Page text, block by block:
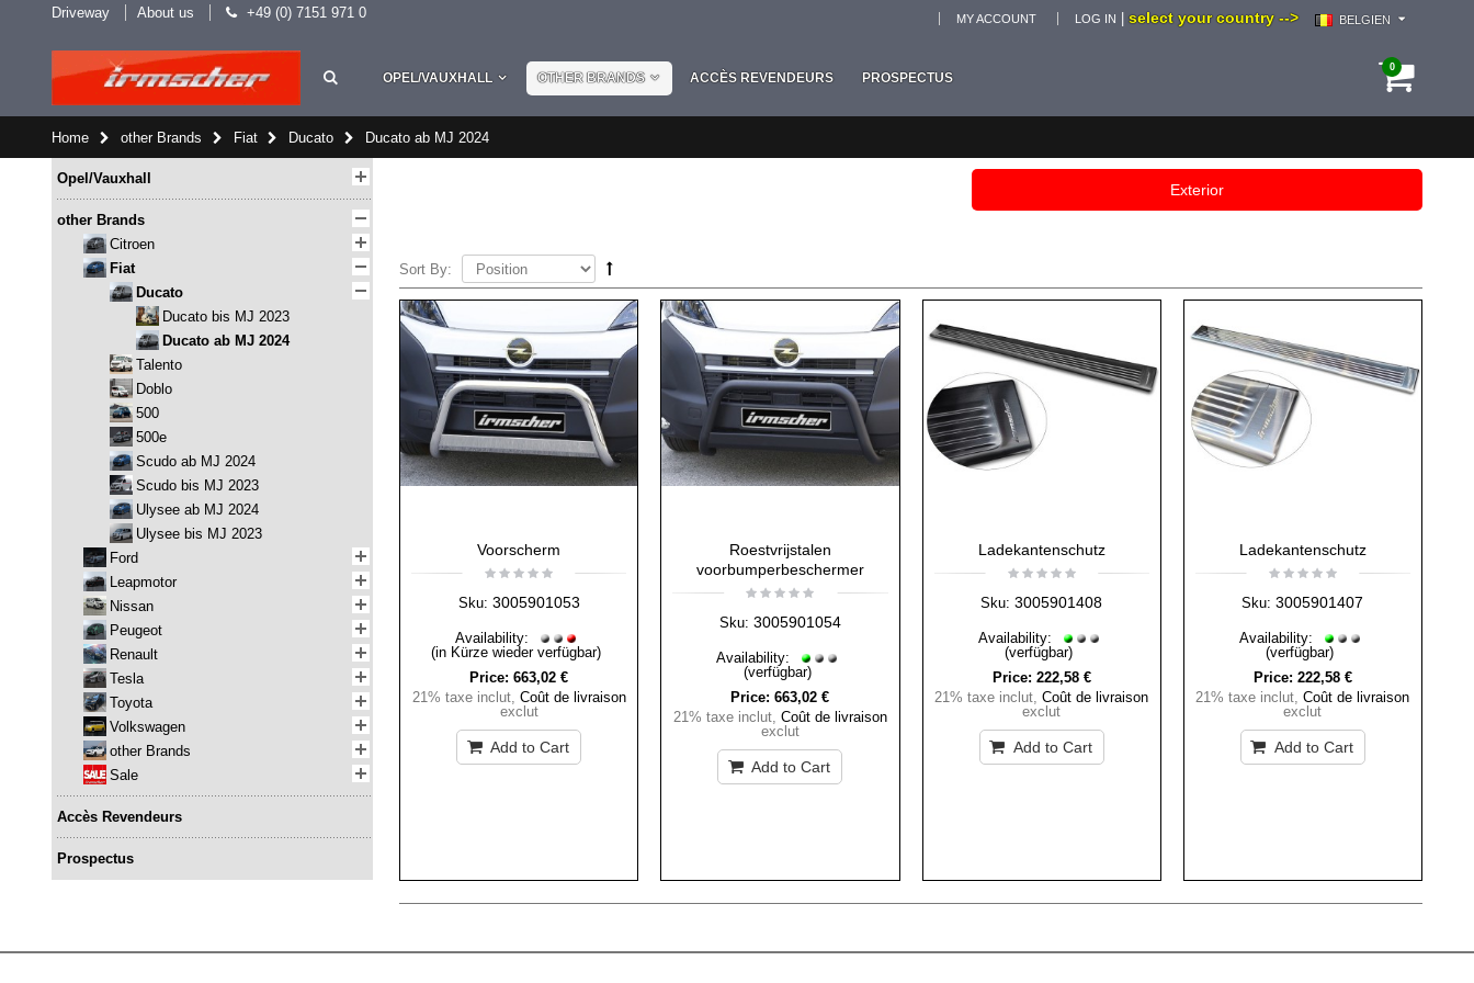
Driveway About us +49 (0) 7151 971 0 select your country --> BELGIEN
MY ACCOUNT LOG IN
0
OPEL/VAUXHALL OTHER BRANDS ACCÈS REVENDEURS PROSPECTUS
Home other Brands Fiat Ducato Ducato ab MJ 2024
Exterior
Sort By:
Voorscherm
Sku: 3005901053
Availability:
(in Kürze wieder verfügbar)
Price: 663,02 €
21% taxe inclut, Coût de livraison
exclut
Add to Cart
Roestvrijstalen
voorbumperbeschermer
Sku: 3005901054
Availability:
(verfügbar)
Price: 663,02 €
21% taxe inclut, Coût de livraison
exclut
Add to Cart
Ladekantenschutz
Sku: 3005901408
Availability:
(verfügbar)
Price: 222,58 €
21% taxe inclut,Coût de livraison
exclut
Add to Cart
Ladekantenschutz
Sku: 3005901407
Availability:
(verfügbar)
Price: 222,58 €
21% taxe inclut,Coût de livraison
exclut
Add to Cart
Opel/Vauxhall
other Brands
Citroen
Fiat
Ducato
Ducato bis MJ 2023
Ducato ab MJ 2024
Talento
Doblo
500
500e
Scudo ab MJ 2024
Scudo bis MJ 2023
Ulysee ab MJ 2024
Ulysee bis MJ 2023
Ford
Leapmotor
Nissan
Peugeot
Renault
Tesla
Toyota
Volkswagen
other Brands
Sale
Accès Revendeurs
Prospectus